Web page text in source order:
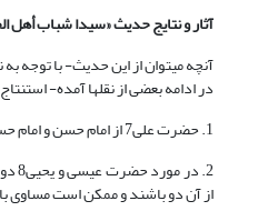
آثار و نتایج حدیث «سیدا شباب أهل
آنچه می‏توان از این حدیث- با توجه
در ادامه بعضی از نقل‏ها آمده-
1. حضرت علی7 از امام حسن و امام حسین7 برتر هستند.
2.
از آن دو باشند و ممکن است مساوی